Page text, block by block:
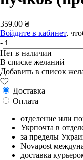
359.00 ₴
Войдите в кабинет,
-
Нет в наличии
В списке желаний
Добавить в список
Доставка
Оплата
отделение или
Укрпочта в
за пределы
Novapost
доставка